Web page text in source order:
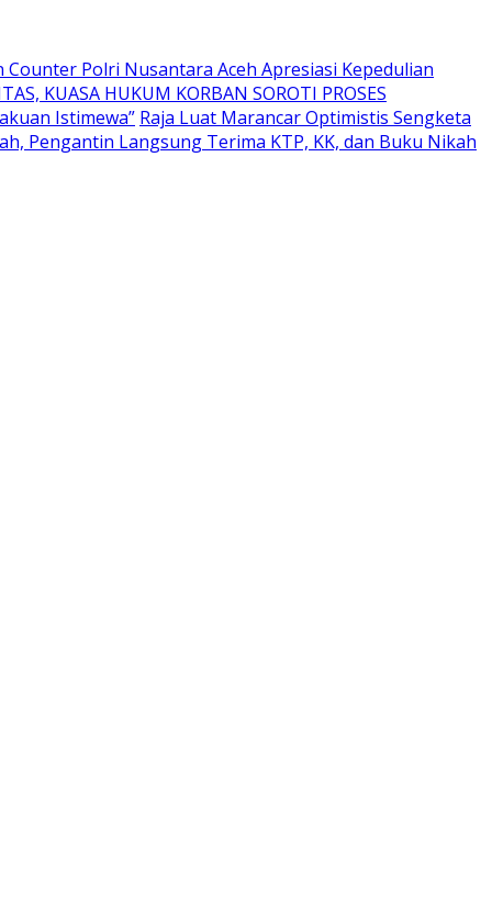
Counter Polri Nusantara Aceh Apresiasi Kepedulian
KUASA HUKUM KORBAN SOROTI PROSES
Istimewa” Raja Luat Marancar Optimistis Sengketa
Pengantin Langsung Terima KTP, KK, dan Buku Nikah